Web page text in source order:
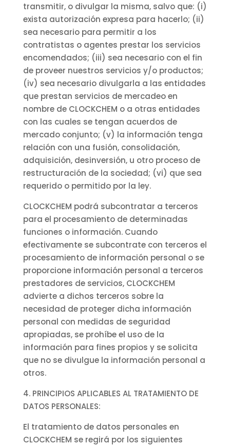
transmitir, o divulgar la misma, salvo que: (i)
exista autorización expresa para hacerlo; (ii)
sea necesario para permitir a los
contratistas o agentes prestar los servicios
encomendados; (iii) sea necesario con el fin
de proveer nuestros servicios y/o productos;
(iv) sea necesario divulgarla a las entidades
que prestan servicios de mercadeo en
nombre de CLOCKCHEM o a otras entidades
con las cuales se tengan acuerdos de
mercado conjunto; (v) la información tenga
relación con una fusión, consolidación,
adquisición, desinversión, u otro proceso de
restructuración de la sociedad; (vi) que sea
requerido o permitido por la ley.
CLOCKCHEM podrá subcontratar a terceros
para el procesamiento de determinadas
funciones o información. Cuando
efectivamente se subcontrate con terceros el
procesamiento de información personal o se
proporcione información personal a terceros
prestadores de servicios, CLOCKCHEM
advierte a dichos terceros sobre la
necesidad de proteger dicha información
personal con medidas de seguridad
apropiadas, se prohíbe el uso de la
información para fines propios y se solicita
que no se divulgue la información personal a
otros.
4. PRINCIPIOS APLICABLES AL TRATAMIENTO DE
DATOS PERSONALES:
El tratamiento de datos personales en
CLOCKCHEM se regirá por los siguientes